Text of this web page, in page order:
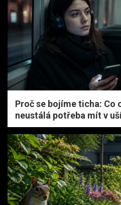
Proč se bojíme ticha: Co
neustálá potřeba mít v